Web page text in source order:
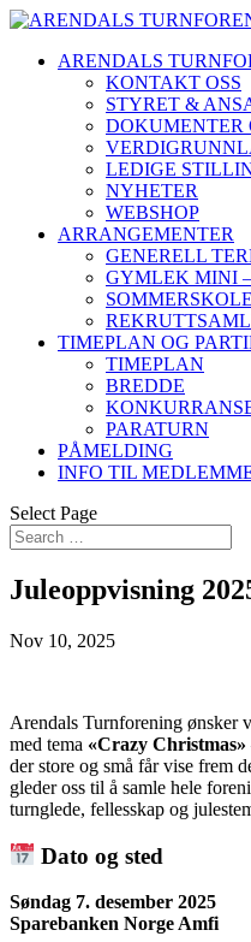
ARENDALS
KONTAKT OSS
STYRET &
DOKUMENTER
LEDIGE
NYHETER
WEBSHOP
ARRANGEMENTER
GENERELL
GYMLEK MINI –
TIMEPLAN OG
TIMEPLAN
BREDDE
PARATURN
PÅMELDING
INFO TIL
Select Page
Juleoppvisning
Nov 10, 2025
Arendals Turnforening ønsker
med tema «Crazy Christmas»
der store og små får vise frem
gleder oss til å samle hele
turnglede, fellesskap og
Dato og sted
Søndag 7. desember 2025
Sparebanken Norge Amfi